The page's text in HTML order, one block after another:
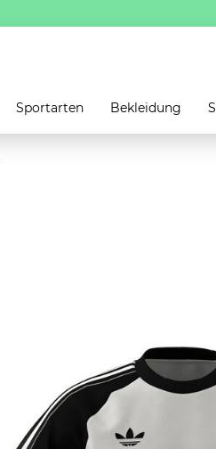
Sportarten Bekleidung